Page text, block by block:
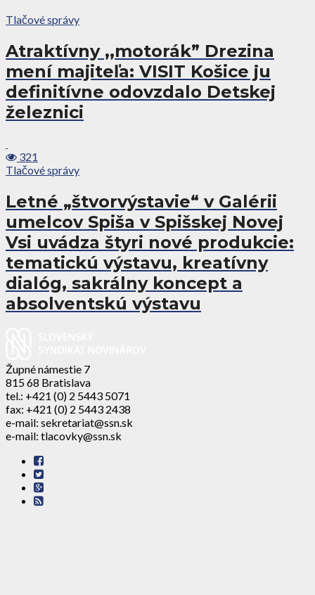
Tlačové správy
Atraktívny ,,motorák” Drezina
mení majiteľa: VISIT Košice ju
definitívne odovzdalo Detskej
železnici
321
Tlačové správy
Letné „štvorvýstavie“ v Galérii
umelcov Spiša v Spišskej Novej
Vsi uvádza štyri nové produkcie:
tematickú výstavu, kreatívny
dialóg, sakrálny koncept a
absolventskú výstavu
Župné námestie 7
815 68 Bratislava
tel.: +421 (0) 2 5443 5071
fax: +421 (0) 2 5443 2438
e-mail: sekretariat@ssn.sk
e-mail: tlacovky@ssn.sk